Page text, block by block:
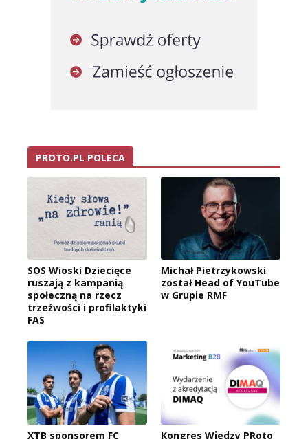
PROTO.PL POLECA
SOS Wioski Dziecięce
ruszają z kampanią
społeczną na rzecz
trzeźwości i profilaktyki
FAS
Michał Pietrzykowski
został Head of YouTube
w Grupie RMF
XTB sponsorem FC
Kongres Wiedzy PRoto